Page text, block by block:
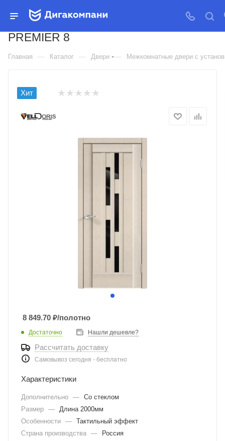
ДВЕРЬ МЕЖКОМНАТНАЯ
VELLDORIS SOFTTOUCH
PREMIER 8
Главная — Каталог — Двери — Межкомнатные двери с
Хит
8 849.70 ₽/полотно
Достаточно Нашли дешевле?
Рассчитать доставку
Самовывоз сегодня - бесплатно
Характеристики
Дополнительно — Со стеклом
Размер — Длина 2000мм
Особенности — Тактильный эффект
Страна производства —
Россия